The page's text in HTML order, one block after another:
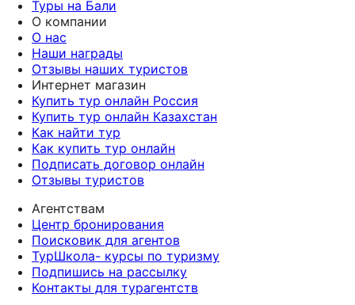
Туры на Бали
О компании
О нас
Наши награды
Отзывы наших туристов
Интернет магазин
Купить тур онлайн Россия
Купить тур онлайн Казахстан
Как найти тур
Как купить тур онлайн
Подписать договор онлайн
Отзывы туристов
Агентствам
Центр бронирования
Поисковик для агентов
ТурШкола- курсы по туризму
Подпишись на рассылку
Контакты для турагентств